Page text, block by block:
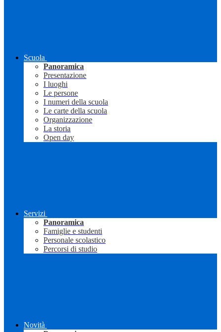
Scuola
Panoramica
Presentazione
I luoghi
Le persone
I numeri della scuola
Le carte della scuola
Organizzazione
La storia
Open day
Servizi
Panoramica
Famiglie e studenti
Personale scolastico
Percorsi di studio
Novità